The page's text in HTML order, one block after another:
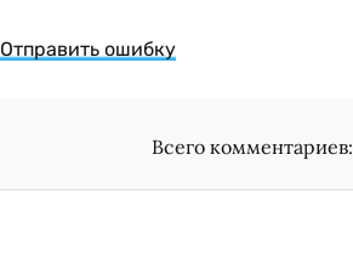
Отправить ошибку
Всего комментариев: